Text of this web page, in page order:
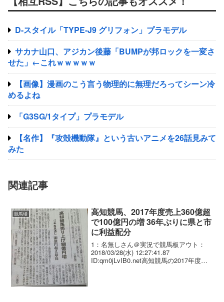
D-スタイル「TYPE-J9 グリフォン」プラモデル
サカナ山口、アジカン後藤「BUMPが邦ロックを一変さ
せた」←これｗｗｗｗｗ
【画像】漫画のこう言う物理的に無理だろってシーン冷
めるよね
「G3SG/1タイプ」プラモデル
【名作】『攻殻機動隊』という古いアニメを26話見みて
みた
関連記事
競馬場
高知競馬、2017年度売上360億超
で100億円の増 36年ぶりに県と市
に利益配分
1：名無しさん＠実況で競馬板アウト：
2018/03/28(水) 12:27:41.87
ID:qm0jLvIB0.net高知競馬の2017年度の